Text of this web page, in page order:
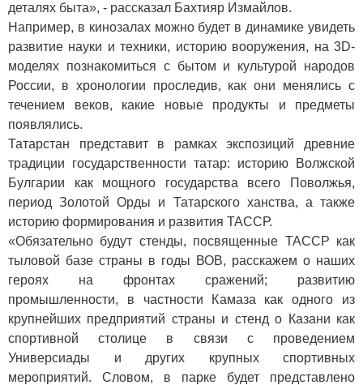
деталях быта», - рассказал Бахтияр Измайлов.
Например, в кинозалах можно будет в динамике увидеть
развитие науки и техники, историю вооружения, на 3D-
моделях познакомиться с бытом и культурой народов
России, в хронологии проследив, как они менялись с
течением веков, какие новые продукты и предметы
появлялись.
Татарстан представит в рамках экспозиций древние
традиции государственности татар: историю Волжской
Булгарии как мощного государства всего Поволжья,
период Золотой Орды и Татарского ханства, а также
историю формирования и развития ТАССР.
«Обязательно будут стенды, посвященные ТАССР как
тыловой базе страны в годы ВОВ, расскажем о наших
героях на фронтах сражений; развитию
промышленности, в частности Камаза как одного из
крупнейших предприятий страны и стенд о Казани как
спортивной столице в связи с проведением
Универсиады и других крупных спортивных
мероприятий. Словом, в парке будет представлено